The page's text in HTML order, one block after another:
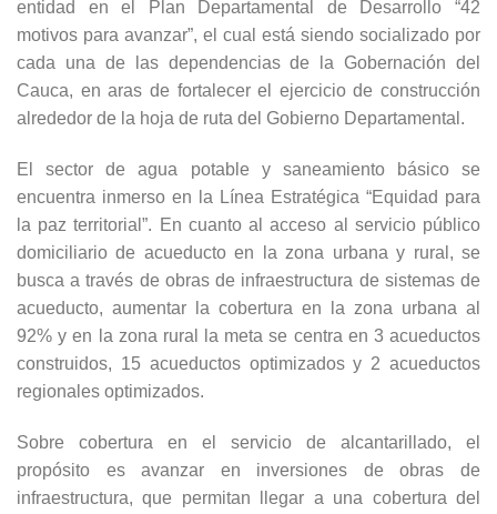
entidad en el Plan Departamental de Desarrollo “42
motivos para avanzar”, el cual está siendo socializado por
cada una de las dependencias de la Gobernación del
Cauca, en aras de fortalecer el ejercicio de construcción
alrededor de la hoja de ruta del Gobierno Departamental.
El sector de agua potable y saneamiento básico se
encuentra inmerso en la Línea Estratégica “Equidad para
la paz territorial”. En cuanto al acceso al servicio público
domiciliario de acueducto en la zona urbana y rural, se
busca a través de obras de infraestructura de sistemas de
acueducto, aumentar la cobertura en la zona urbana al
92% y en la zona rural la meta se centra en 3 acueductos
construidos, 15 acueductos optimizados y 2 acueductos
regionales optimizados.
Sobre cobertura en el servicio de alcantarillado, el
propósito es avanzar en inversiones de obras de
infraestructura, que permitan llegar a una cobertura del